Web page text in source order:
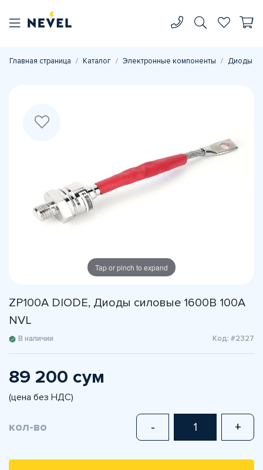
Главная страница Каталог Электронные компоненты Диоды
Tap or pinch to expand
ZP100A DIODE, Диоды силовые 1600В 100А
NVL
В наличии Код: #2327
89 200 сум
(цена без НДС)
кол-во - +